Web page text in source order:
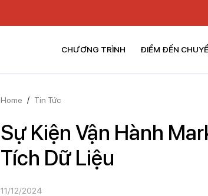
CHƯƠNG TRÌNH ĐIỂM ĐẾN
Home / Tin Tức
Sự Kiện Vận Hành
Tích Dữ Liệu
11/12/2024